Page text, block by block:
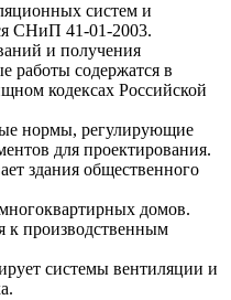
систем и
СНиП 41-01-2003.
и получения
работы содержатся в
кодексах Российской
нормы, регулирующие
для проектирования.
здания общественного
домов.
к производственным
системы вентиляции и